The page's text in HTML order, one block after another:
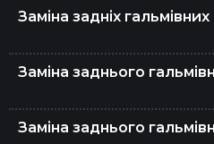
Заміна задніх гальмівних
Заміна заднього
Заміна заднього